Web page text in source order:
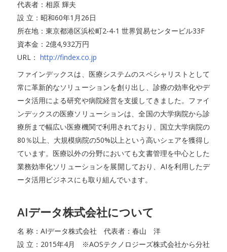
代表者：相原 輝夫
設 立：昭和60年1月26日
所在地：東京都港区浜松町2-4-1 世界貿易センタービル33F
資本金：2億4,932万円
URL： http://findex.co.jp
ファインデックスは、医療システムのスペシャリストとして
常に革新的なソリューションを創り出し、診療の効率化やデ
ータ活用による研究や病院経営を支援してきました。ファイ
ンデックスの医療ソリューションは、全国の大学病院から診
療所まで幅広い医療機関で利用されており、国立大学病院の
80％以上、大規模病院の50%以上という高いシェアを獲得し
ています。医療以外の分野においても文書管理を中心とした
業務効率化ソリューションを展開しており、AIを利用したデ
ータ活用ビジネスにも取り組んでいます。
AIデータ株式会社について
名 称：AIデータ株式会社 代表者：春山 洋
設 立：2015年4月 ※AOSテクノロジーズ株式会社から分社